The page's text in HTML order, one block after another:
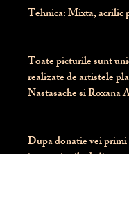
Tehnica: Mixta, acrilic
Toate picturile sunt
realizate de artistele
Nastasache si Roxana
Dupa donatie vei
instructiunile de